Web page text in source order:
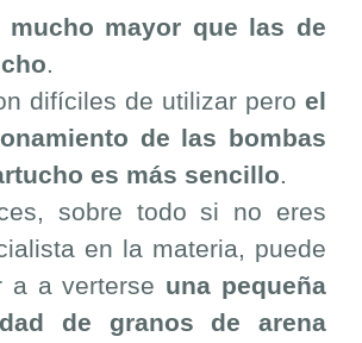
mucho mayor que las de
difíciles de utilizar pero el
de las bombas
es más sencillo
sobre todo si no eres
en la materia, puede
a a verterse una pequeña
de granos de arena